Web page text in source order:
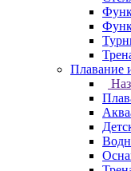
Плавание